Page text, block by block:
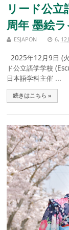
リード公立
周年 墨絵
ESJAPON 6, 12
2025年12月9日 (
ド公立語学学校
日本語学科主催 ...
続きはこちら »